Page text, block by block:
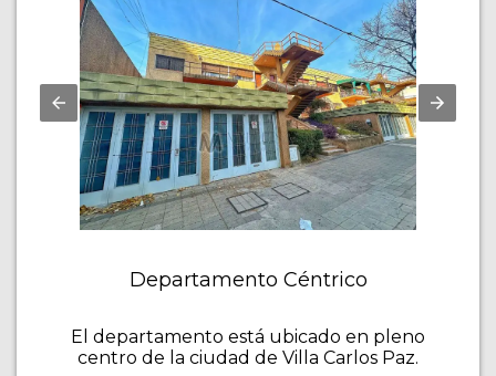
Departamento Céntrico
El departamento está ubicado en pleno
centro de la ciudad de Villa Carlos Paz.